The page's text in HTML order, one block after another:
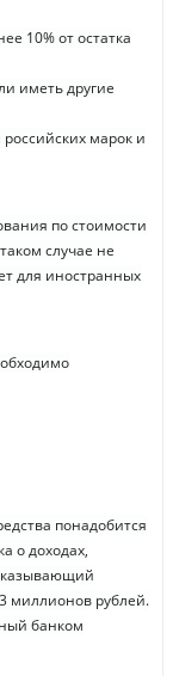
10% от остатка
иметь другие
марок и
по стоимости
случае не
для иностранных
понадобится
о доходах,
миллионов рублей.
банком